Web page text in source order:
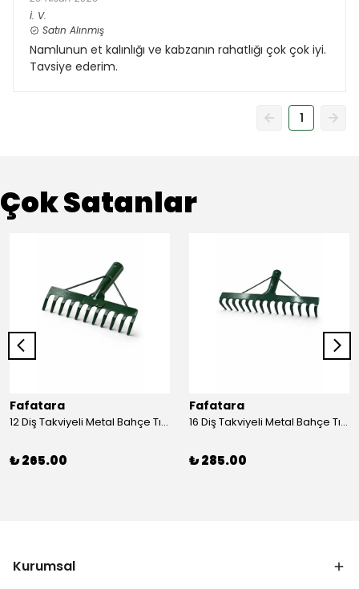
İ. V.
Satın Alınmış
Namlunun et kalınlığı ve kabzanın rahatlığı çok çok iyi.
Tavsiye ederim.
1
Çok Satanlar
Fafatara
12 Diş Takviyeli Metal Bahçe Tırmığı – Dayanıklı, Geniş Ağızlı Yaprak ve Toprak Tırmığı
₺ 265.00
Fafatara
16 Diş Takviyeli Metal Bahçe Tırmığı – Dayanıklı, Geniş Ağızlı Toprak ve Yaprak Tırmığı
₺ 285.00
Kurumsal